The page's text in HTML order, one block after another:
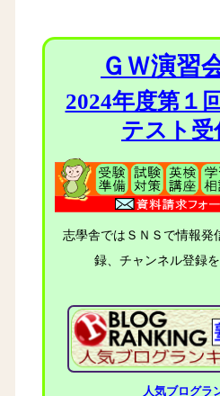
ＧＷ演習
2024年度第１
テスト受
志學舎ではＳＮＳで情報発
録、チャンネル登録
人気ブログラ